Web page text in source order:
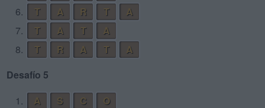
6.
T A R T
A
7.
T A T
A
8.
T R A T
A
Desafío 5
1.
A S C
O